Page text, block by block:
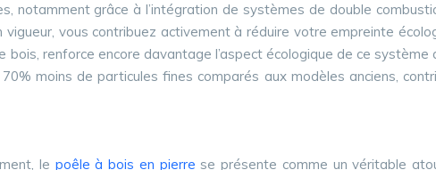
notamment grâce à l’intégration de systèmes de double
vous contribuez activement à réduire votre empreinte
renforce encore davantage l’aspect écologique de ce
moins de particules fines comparés aux modèles anciens,
le poêle à bois en pierrese présente comme un véritable